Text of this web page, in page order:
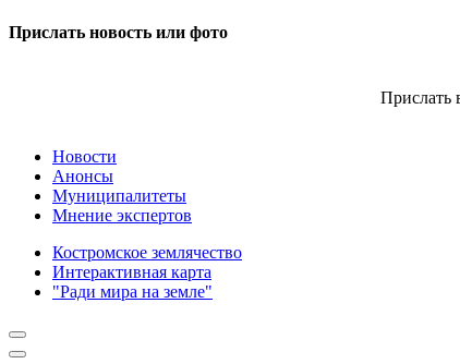
Прислать новость или фото
Прислать
Новости
Анонсы
Муниципалитеты
Мнение экспертов
Костромское землячество
Интерактивная карта
"Ради мира на земле"